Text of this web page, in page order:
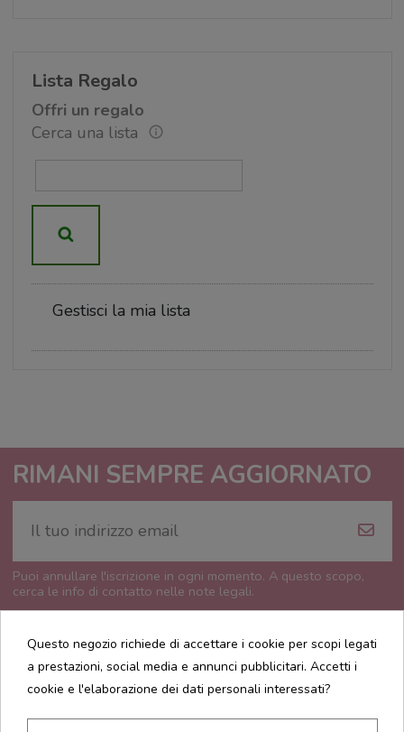
Lista Regalo
Offri un regalo
Cerca una lista
Gestisci la mia lista
RIMANI SEMPRE AGGIORNATO
Puoi annullare l'iscrizione in ogni momento. A questo scopo,
cerca le info di contatto nelle note legali.
CONTATTI
Questo negozio richiede di accettare i cookie per scopi legati
a prestazioni, social media e annunci pubblicitari. Accetti i
cookie e l'elaborazione dei dati personali interessati?